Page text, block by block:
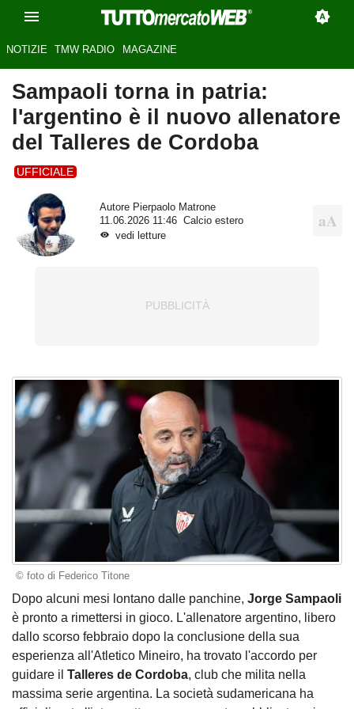
NOTIZIE TMW RADIO MAGAZINE
Sampaoli torna in patria:
l'argentino è il nuovo allenatore
del Talleres de Cordoba
UFFICIALE
Autore Pierpaolo Matrone
11.06.2026 11:46
Calcio estero
vedi letture
© foto di Federico Titone
Dopo alcuni mesi lontano dalle panchine, Jorge Sampaoli
è pronto a rimettersi in gioco. L'allenatore argentino, libero
dallo scorso febbraio dopo la conclusione della sua
esperienza all'Atletico Mineiro, ha trovato l'accordo per
guidare il Talleres de Cordoba, club che milita nella
massima serie argentina. La società sudamericana ha